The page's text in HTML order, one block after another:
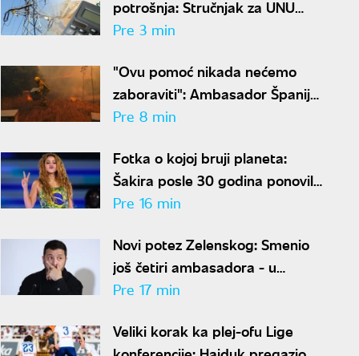
potrošnja: Stručnjak za UNU
otkriva kako uštedeti struju
Pre 3 min
"Ovu pomoć nikada nećemo
zaboraviti": Ambasador Španije
zahvalio Srbiji na borbi protiv
Pre 8 min
Fotka o kojoj bruji planeta:
Šakira posle 30 godina ponovila
istu pozu, ljudi u čudu - "Kako je
Pre 16 min
Novi potez Zelenskog: Smenio
još četiri ambasadora - u
Hrvatskoj, Albaniji, Crnoj Gori i
Pre 17 min
Veliki korak ka plej-ofu Lige